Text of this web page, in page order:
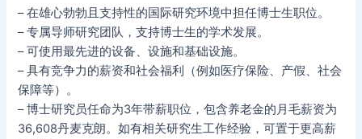
– 在雄心勃勃且支持性的国际研究环境中担任博士生职位。
– 专属导师研究团队，支持博士生的学术发展。
– 可使用最先进的设备、设施和基础设施。
– 具有竞争力的薪资和社会福利（例如医疗保险、产假、社会
保障等）。
– 博士研究员任命为3年带薪职位，包含养老金的月毛薪资为
36,608丹麦克朗。如有相关研究生工作经验，可置于更高薪